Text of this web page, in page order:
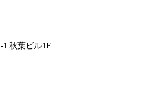
1 秋葉ビル1F